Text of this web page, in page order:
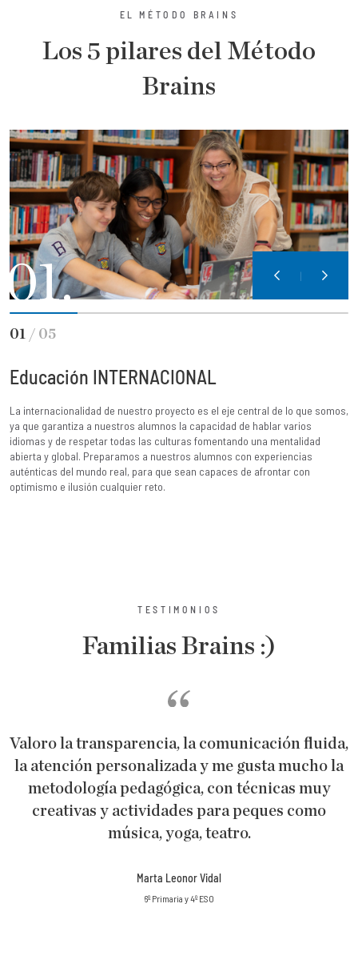
EL MÉTODO BRAINS
Los 5 pilares del Método
Brains
02 /05
de nuestro proyecto es el eje central de lo que somos,
alumnos la capacidad de hablar varios
todas las culturas fomentando una mentalidad
a nuestros alumnos con experiencias
real, para que sean capaces de afrontar con
cualquier reto.
Tanto nuestro
Convivencia están
comprometidas,
emocionales y
bienestar personal,
02.
TESTIMONIOS
Familias Brains :)
Valoro la transparencia, la comunicación fluida,
la atención personalizada y me gusta mucho la
metodología pedagógica, con técnicas muy
creativas y actividades para peques como
música, yoga, teatro.
Marta Leonor Vidal
6º Primaria y 4º ESO